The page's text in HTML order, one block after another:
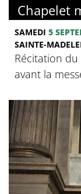
Chapelet
SAMEDI 5
SAINTE-
Récitation
avant la